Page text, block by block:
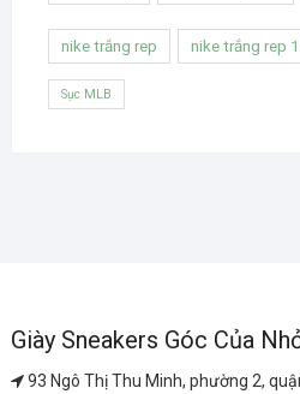
nike trắng rep nike trắng rep
Sục MLB
Giày Sneakers Góc Của
93 Ngô Thị Thu Minh, phường 2,